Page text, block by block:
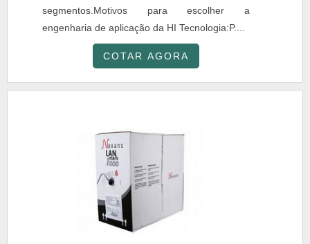
segmentos.Motivos para escolher a
engenharia de aplicação da HI Tecnologia:P....
COTAR AGORA